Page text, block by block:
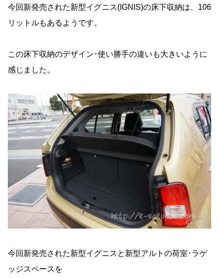
今回新発売された新型イグニス(IGNIS)の床下収納は、106
リットルもあるようです。
この床下収納のデザイン･使い勝手の違いも大きいように
感じました。
今回新発売された新型イグニスと新型アルトの荷室･ラゲ
ッジスペースを